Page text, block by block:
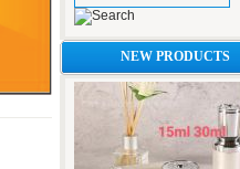
NEW PRODUCTS